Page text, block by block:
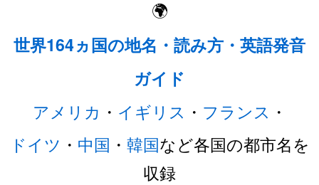
🌍
世界164ヵ国の地名・読み方・英語発音
ガイド
アメリカ ・ イギリス ・ フランス ・
ドイツ ・ 中国 ・ 韓国など各国の都市名を
収録